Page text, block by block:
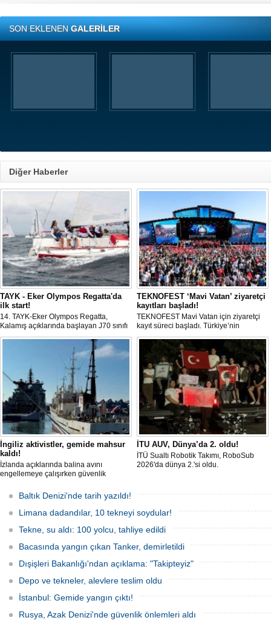
SON EKLENENGALERİLER
Diğer Haberler
TAYK - Eker Olympos Regatta'da
ilk start!
14. TAYK-Eker Olympos Regatta,
Kalamış açıklarında başlayan J70 sınıfı
yarışlarıyla ilk startını verdi. İstanbul'u 10
gün boyunca yelken coşkusuyla
buluşturacak organizasyonun ilk
gününde 9 tekne rüzgârla buluştu.
TEKNOFEST ‘Mavi Vatan’ ziyaretçi
kayıtları başladı!
TEKNOFEST Mavi Vatan için ziyaretçi
kayıt süreci başladı. Türkiye’nin
denizcilik ve savunma teknolojilerine
odaklanan etkinliği, 20-23 Ağustos
tarihleri arasında Gölcük Tersanesi
Komutanlığı’nda gerçekleştirilecek.
İngiliz aktivistler, gemide mahsur
kaldı!
İzlanda açıklarında balina avını
engellemeye çalışırken güvenlik
protesto gemisindeki 21 çevre aktivisti,
günlerdir gemiden çıkmalarına izin
verilmediğini ve temel haklarının ihlal
edildiğini öne sürdü. Mürettebatta iki
Britanyalı aktivist de bulunuyor.
İTU AUV, Dünya’da 2. oldu!
İTÜ Sualtı Robotik Takımı, RoboSub
2026'da dünya 2.'si oldu.
Baltık Denizi'nde tarih yazıldı!
Limana dadandılar, 10 tekneyi soydular!
Tekne, su aldı: 100 yolcu, tahliye edildi
Bacasında yangın çıkan Tanker, demirletildi
Dışişleri Bakanlığı'ndan açıklama: "Takipteyiz"
Depo ve tekneler, alevlere teslim oldu
İstanbul: Gemide yangın çıktı!
Rusya, Azak Denizi'nde güvenlik önlemleri aldı